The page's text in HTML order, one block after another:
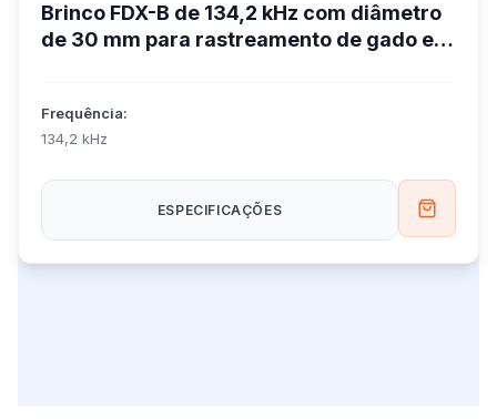
Brinco FDX-B de 134,2 kHz com diâmetro
de 30 mm para rastreamento de gado e
Frequência:
134,2 kHz
ESPECIFICAÇÕES